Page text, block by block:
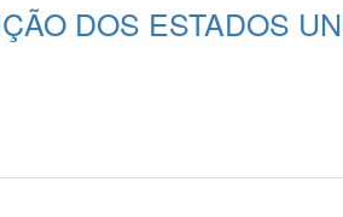
DOS ESTADOS